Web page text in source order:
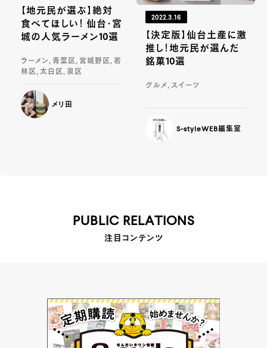
【地元民が選ぶ】絶対
食べてほしい！ 仙台・宮
城の人気ラーメン10選
ラーメン, 青葉区, 宮城野区, 若
林区, 太白区, 泉区
メリ田
2022.3.16
【決定版】仙台土産に激
推し！地元民が選んだ
銘菓10選
グルメ, スイーツ
S-styleWEB編集室
PUBLIC RELATIONS
注目コンテンツ